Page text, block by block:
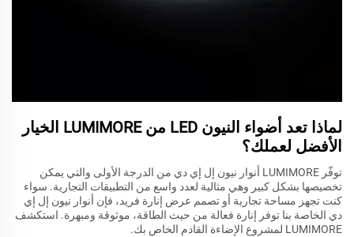
لماذا تعد أضواء النيون LED من LUMIMORE الخيار
الأفضل لعملك؟
توفّر LUMIMORE أنوار نيون إل إي دي من الدرجة الأولى والتي يمكن
تخصيصها بشكل كبير وهي مثالية لعدد واسع من التطبيقات التجارية. سواء
كنت تجهز مساحة تجارية أو تصمم عرض إنارة فريد، فإن أنوار نيون إل إي
دي الخاصة بنا توفر إنارة فعالة من حيث الطاقة، موثوقة ومبهرة. استكشف
LUMIMORE لمشروع الإضاءة القادم الخاص بك.